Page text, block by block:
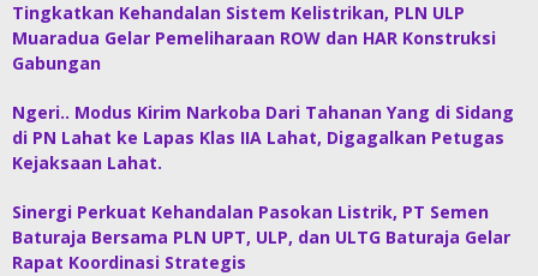
Tingkatkan Kehandalan Sistem Kelistrikan, PLN ULP
Muaradua Gelar Pemeliharaan ROW dan HAR Konstruksi
Gabungan
Ngeri.. Modus Kirim Narkoba Dari Tahanan Yang di Sidang
di PN Lahat ke Lapas Klas IIA Lahat, Digagalkan Petugas
Kejaksaan Lahat.
Sinergi Perkuat Kehandalan Pasokan Listrik, PT Semen
Baturaja Bersama PLN UPT, ULP, dan ULTG Baturaja Gelar
Rapat Koordinasi Strategis